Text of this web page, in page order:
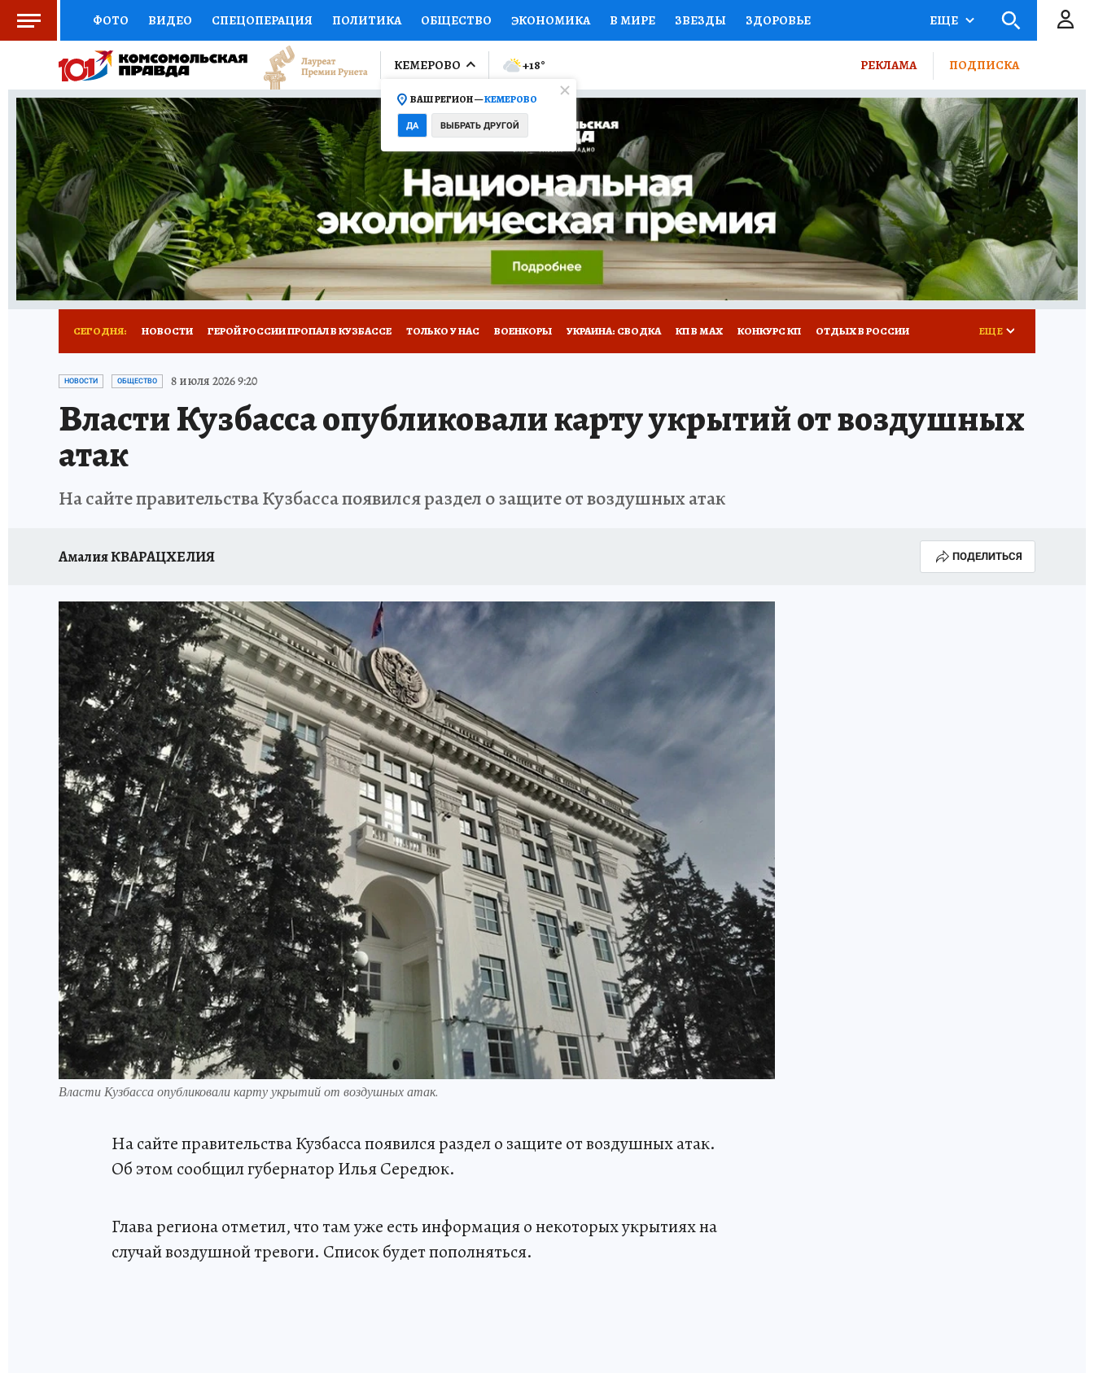
ФОТО ВИДЕО СПЕЦОПЕРАЦИЯ ПОЛИТИКА ОБЩЕСТВО ЭКОНОМИКА В МИРЕ ЗВЕЗДЫ ЗДОРОВЬЕ
СОЦПОДДЕРЖКА НАУКА СПОРТ КОЛУМНИСТЫ ПРОИСШЕСТВИЯ
ВЫБОР ЭКСПЕРТОВ ДОКТОР ФИНАНСЫ ОТКРЫВАЕМ МИР Я ЗНАЮ СЕМЬЯ ЖЕНСКИЕ СЕКРЕТЫ ПУТЕВОДИТЕЛЬ
КНИЖНАЯ ПОЛКА ПРОГНОЗЫ НА СПОРТ ПРОМОКОДЫ СЕРИАЛЫ СПЕЦПРОЕКТЫ ДЕФИЦИТ ЖЕЛЕЗА ТУРИЗМ
ПРЕСС-ЦЕНТР НЕДВИЖИМОСТЬ ТЕЛЕВИЗОР КОНКУРСЫ РАБОТА У НАС ГИД ПОТРЕБИТЕЛЯ ВСЕ О КП РАДИО КП
РЕКЛАМА ТЕСТЫ НОВОЕ НА САЙТЕ
ЕЩЕ
КЕМЕРОВО
ВАШ РЕГИОН —КЕМЕРОВО
ДА ВЫБРАТЬ ДРУГОЙ
+18° РЕКЛАМА ПОДПИСКА
СЕГОДНЯ: НОВОСТИ ГЕРОЙ РОССИИ ПРОПАЛ В КУЗБАССЕ ТОЛЬКО У НАС ВОЕНКОРЫ УКРАИНА: СВОДКА КП В МАХ КОНКУРС КП ОТДЫХ В РОССИИ
ЗАПОВЕДНАЯ РОССИЯ
ЕЩЕ
НОВОСТИ ОБЩЕСТВО 8 июля 2026 9:20
Власти Кузбасса опубликовали карту укрытий от воздушных
атак
На сайте правительства Кузбасса появился раздел о защите от воздушных атак
Амалия КВАРАЦХЕЛИЯ ПОДЕЛИТЬСЯ
Власти Кузбасса опубликовали карту укрытий от воздушных атак.
На сайте правительства Кузбасса появился раздел о защите от воздушных атак.
Об этом сообщил губернатор Илья Середюк.
Глава региона отметил, что там уже есть информация о некоторых укрытиях на
случай воздушной тревоги. Список будет пополняться.